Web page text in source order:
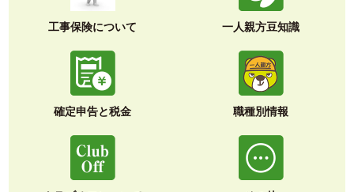
工事保険について 一人親方豆知識
確定申告と税金 職種別情報